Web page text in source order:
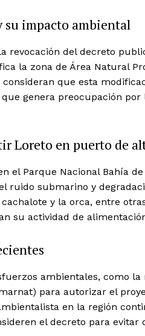
News Week
PRO
su impacto ambiental
revocación del decreto
la zona de Área Natural
que esta
genera preocupación
Loreto en puerto de
el Parque Nacional Bahía
ruido submarino y
y la orca, entre
su actividad de
ambientales, como
para autorizar el
en la región
el decreto para evitar